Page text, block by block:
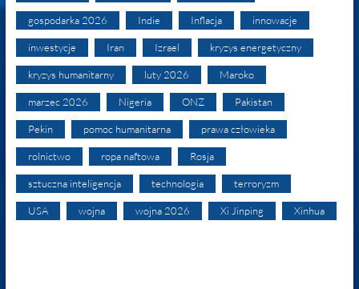
gospodarka 2026 Indie Inflacja innowacje
inwestycje Iran Izrael kryzys energetyczny
kryzys humanitarny luty 2026 Maroko
marzec 2026 Nigeria ONZ Pakistan
Pekin pomoc humanitarna prawa człowieka
rolnictwo ropa naftowa Rosja
sztuczna inteligencja technologia terroryzm
USA wojna wojna 2026 Xi Jinping Xinhua